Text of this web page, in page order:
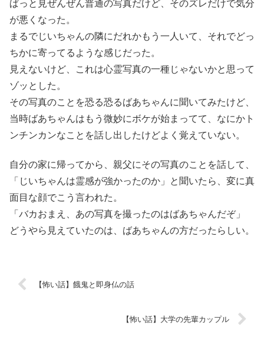
ぱっと見ぜんぜん普通の写真だけど、そのズレだけで気分
が悪くなった。
まるでじいちゃんの隣にだれかもう一人いて、それでどっ
ちかに寄ってるような感じだった。
見えないけど、これは心霊写真の一種じゃないかと思って
ゾッとした。
その写真のことを恐る恐るばあちゃんに聞いてみたけど、
当時ばあちゃんはもう微妙にボケが始まってて、なにかト
ンチンカンなことを話し出したけどよく覚えていない。
自分の家に帰ってから、親父にその写真のことを話して、
「じいちゃんは霊感が強かったのか」と聞いたら、変に真
面目な顔でこう言われた。
「バカおまえ、あの写真を撮ったのはばあちゃんだぞ」
どうやら見えていたのは、ばあちゃんの方だったらしい。
【怖い話】餓鬼と即身仏の話
【怖い話】大学の先輩カップル